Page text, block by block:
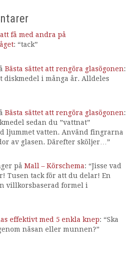
få med andra på
: “tack”
Bästa sättet att rengöra glasögonen:
diskmedel i många år. Alldeles
Bästa sättet att rengöra glasögonen:
sedan du ”vattnat”
ljummet vatten. Använd fingrarna
av glasen. Därefter sköljer… ”
på Mall – Körschema: “Jisse vad
Tusen tack för att du delar! En
villkorsbaserad formel i
effektivt med 5 enkla knep: “Ska
näsan eller munnen?”